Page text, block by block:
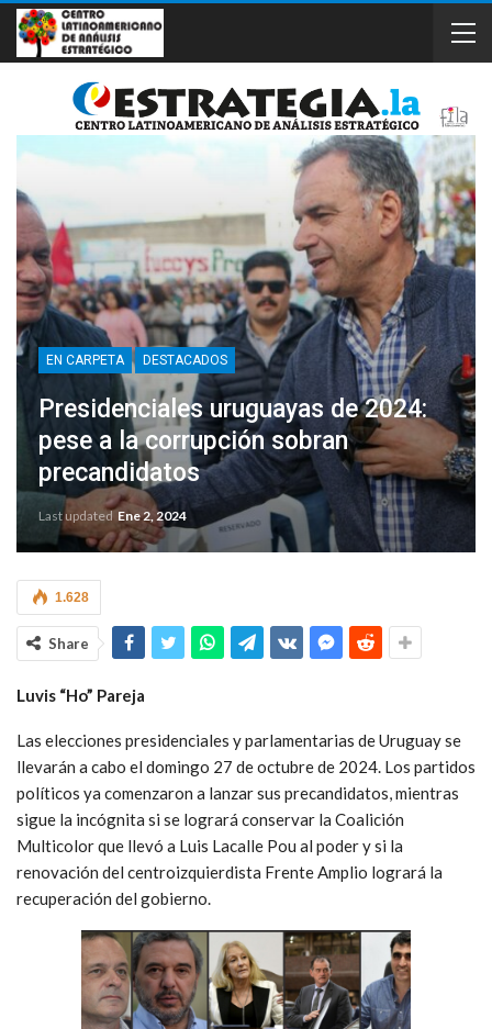
EN CARPETA DESTACADOS
Presidenciales uruguayas de 2024:
pese a la corrupción sobran
precandidatos
Last updated Ene 2, 2024
1.628
Share
Luvis “Ho” Pareja
Las elecciones presidenciales y parlamentarias de Uruguay se
llevarán a cabo el domingo 27 de octubre de 2024. Los partidos
políticos ya comenzaron a lanzar sus precandidatos, mientras
sigue la incógnita si se logrará conservar la Coalición
Multicolor que llevó a Luis Lacalle Pou al poder y si la
renovación del centroizquierdista Frente Amplio logrará la
recuperación del gobierno.